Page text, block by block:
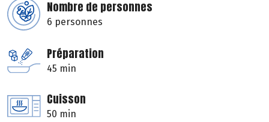
Nombre de personnes
6 personnes
Préparation
45 min
Cuisson
50 min